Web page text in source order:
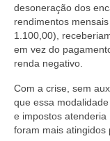
desoneração dos
rendimentos
1.100,00),
em vez do
renda negativo.
Com a crise, sem
que essa
e impostos
foram mais atingidos